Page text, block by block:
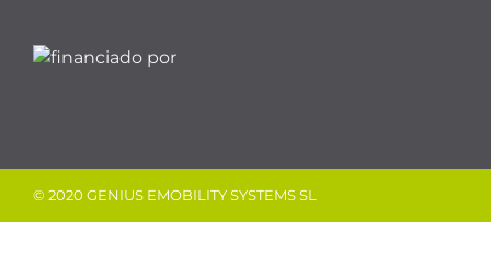
© 2020 GENIUS EMOBILITY SYSTEMS SL